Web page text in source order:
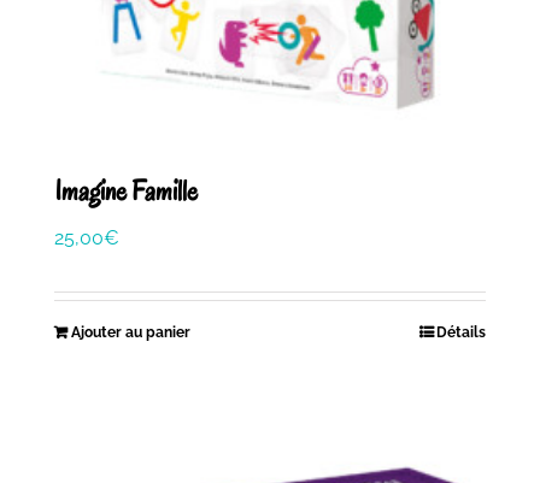
Imagine Famille
25,00€
Ajouter au panier Détails